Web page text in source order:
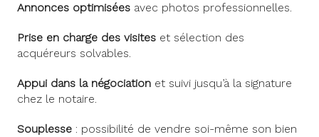
Annonces optimisées avec photos professionnelles.
Prise en charge des visites et sélection des
acquéreurs solvables.
Appui dans la négociation et suivi jusqu’à la signature
chez le notaire.
Souplesse : possibilité de vendre soi-même son bien